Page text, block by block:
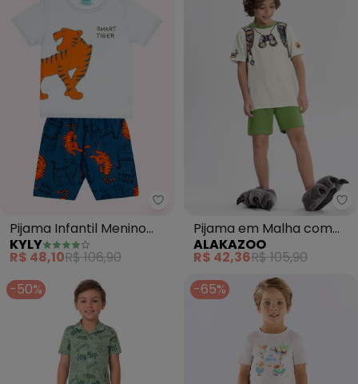
Kyly - Pijama Infantil Menino
Pijama Infantil Menino
Tigre (Branco)
KYLY
R$ 48,10R$ 106,90
Pijama em Malha com
Camiseta e Bermuda
(Verde)
ALAKAZOO
R$ 42,36R$ 105,90
-50%
-65%